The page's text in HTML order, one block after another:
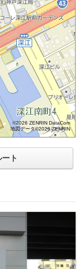
©2026 ZENRIN DataCom
地図データ©2026 ZENRIN
ト